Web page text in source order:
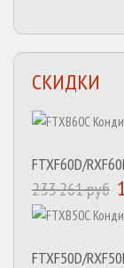
СКИДКИ
FTXF60D/
233 261 руб
FTXF50D/